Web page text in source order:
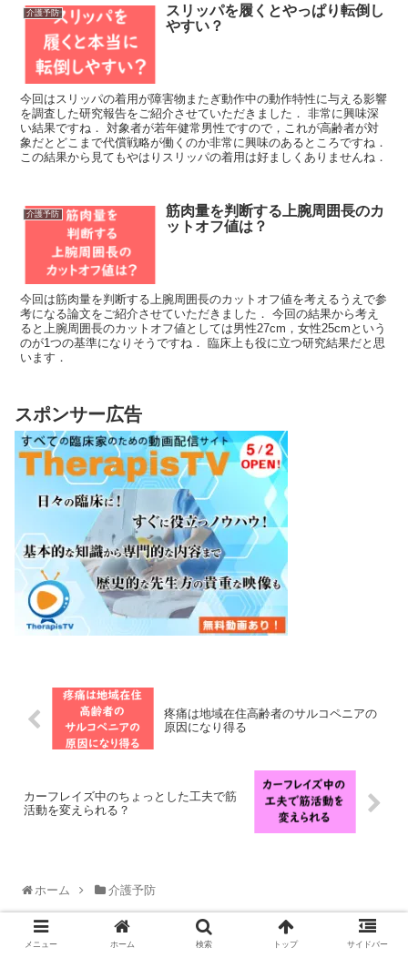
介護予防
スリッパを履くとやっぱり転倒し
やすい？
今回はスリッパの着用が障害物またぎ動作中の動作特性に与える影響
を調査した研究報告をご紹介させていただきました． 非常に興味深
い結果ですね． 対象者が若年健常男性ですので，これが高齢者が対
象だとどこまで代償戦略が働くのか非常に興味のあるところですね．
この結果から見てもやはりスリッパの着用は好ましくありませんね．
介護予防
筋肉量を判断する上腕周囲長のカ
ットオフ値は？
今回は筋肉量を判断する上腕周囲長のカットオフ値を考えるうえで参
考になる論文をご紹介させていただきました． 今回の結果から考え
ると上腕周囲長のカットオフ値としては男性27cm，女性25cmという
のが1つの基準になりそうですね． 臨床上も役に立つ研究結果だと思
います．
スポンサー広告
疼痛は地域在住高齢者のサルコペニアの
原因になり得る
カーフレイズ中のちょっとした工夫で筋
活動を変えられる？
ホーム 介護予防
メニュー ホーム 検索 トップ サイドバー